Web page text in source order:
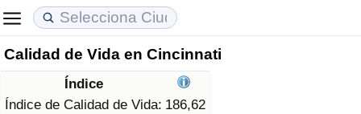
Calidad de Vida en Cincinnati
Índice
Índice de Calidad de Vida: 186,62
Coste de vida
Índice de Costo de Vida (Actual)
Precios de las propiedades
Índice de Precios de Inmuebles (Actual)
Calidad de Vida
Índice de Calidad de Vida